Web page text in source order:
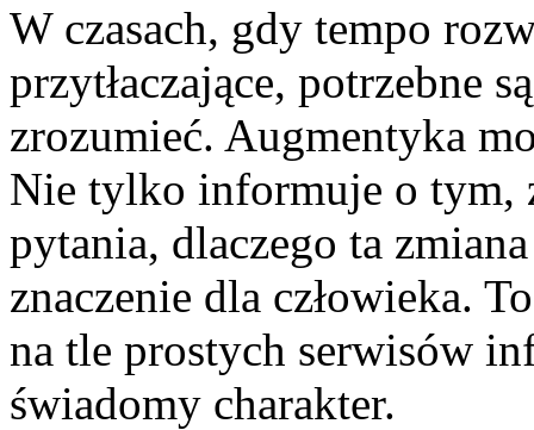
W czasach, gdy tempo
przytłaczające, potrzebne
zrozumieć. Augmentyka
Nie tylko informuje o tym,
pytania, dlaczego ta
znaczenie dla człowieka.
na tle prostych serwisów
świadomy charakter.